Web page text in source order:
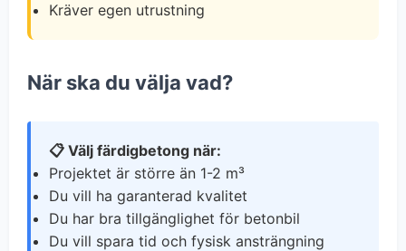
Kräver egen utrustning
När ska du välja vad?
📋 Välj färdigbetong när:
Projektet är större än 1-2 m³
Du vill ha garanterad kvalitet
Du har bra tillgänglighet för betonbil
Du vill spara tid och fysisk ansträngning